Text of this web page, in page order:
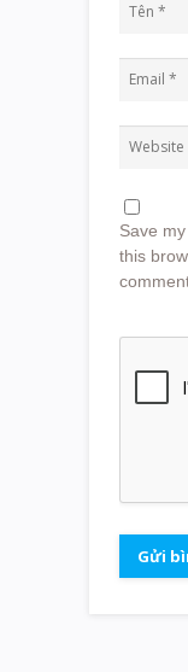
Save
this